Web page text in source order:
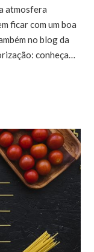
atmosfera
ficar com um boa
no blog da
conheça…